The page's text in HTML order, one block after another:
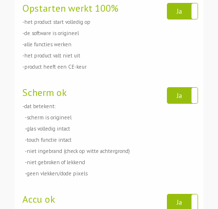
Opstarten werkt 100%
-het product start volledig op
-de software is origineel
-alle functies werken
-het product valt niet uit
-product heeft een CE-keur
Ja
Scherm ok
-dat betekent:
-scherm is origineel
-glas volledig intact
-touch functie intact
-niet ingebrand (check op witte achtergrond)
-niet gebroken of lekkend
-geen vlekken/dode pixels
Ja
Accu ok Ja